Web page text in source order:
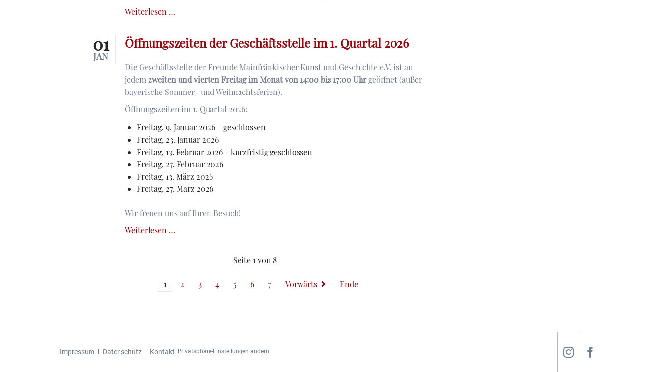
Weiterlesen …
01
JAN
Öffnungszeiten der Geschäftsstelle im 1. Quartal 2026
Die Geschäftsstelle der Freunde Mainfränkischer Kunst und Geschichte e.V. ist an
jedem zweiten und vierten Freitag im Monat von 14:00 bis 17:00 Uhrgeöffnet (außer
bayerische Sommer- und Weihnachtsferien).
Öffnungszeiten im 1. Quartal 2026:
Freitag, 9. Januar 2026 - geschlossen
Freitag, 23. Januar 2026
Freitag, 13. Februar 2026 - kurzfristig geschlossen
Freitag, 27. Februar 2026
Freitag, 13. März 2026
Freitag, 27. März 2026
Wir freuen uns auf Ihren Besuch!
Weiterlesen …
Quartal
Seite 1 von 8
1 2 3 4 5 6 7 Vorwärts Ende
Navigation
Impressum Datenschutz Kontakt Privatsphäre-Einstellungen ändern